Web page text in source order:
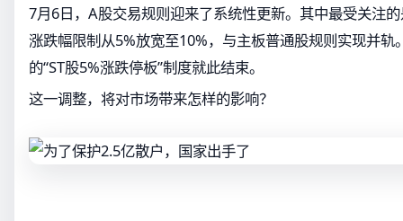
7月6日，A股交易规则迎来了系统性更新。其中最受关注
涨跌幅限制从5%放宽至10%，与主板普通股规则实现并轨
的“ST股5%涨跌停板”制度就此结束。
这一调整，将对市场带来怎样的影响？